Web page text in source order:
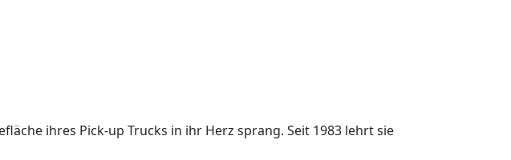
ihres Pick-up Trucks in ihr Herz sprang. Seit 1983 lehrt sie